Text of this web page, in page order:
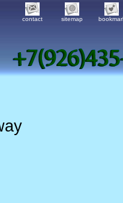
contact sitemap